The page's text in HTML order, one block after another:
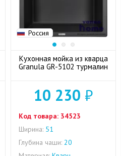
Россия
Кухонная мойка из кварца
Granula GR-5102 турмалин
10 230 ₽
Код товара: 34523
Ширина: 51
Глубина чаши: 20